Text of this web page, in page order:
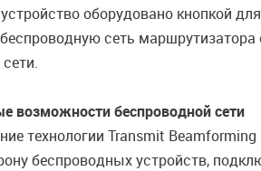
оборудовано кнопкой
сеть
возможности беспроводной сети
технологии Transmit
беспроводных устройств,